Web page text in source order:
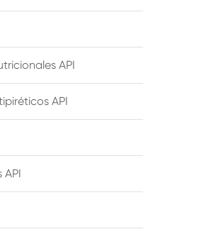
API
API
API